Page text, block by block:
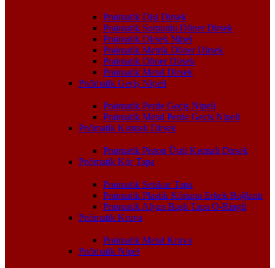
Pnömatik Dişi Dirsek
Pnömatik Somunlu Döner Dirsek
Pnömatik Dirsek Nipel
Pnömatik Metrik Döner Dirsek
Pnömatik Döner Dirsek
Pnömatik Metal Dirsek
Pnömatik Geçiş Nipeli
Pnömatik Perde Geçiş Nipeli
Pnömatik Metal Perde Geçiş Nipeli
Pnömatik Kısmalı Dirsek
Pnömatik Piston Üstü Kısmalı Dirsek
Pnömatik Kör Tapa
Pnömatik Setskur Tapa
Pnömatik Plastik Körtapa Erkek Bağlantı
Pnömatik Alyan Başlı Tapa O-Ringli
Pnömatik Kruva
Pnömatik Metal Kruva
Pnömatik Nipel